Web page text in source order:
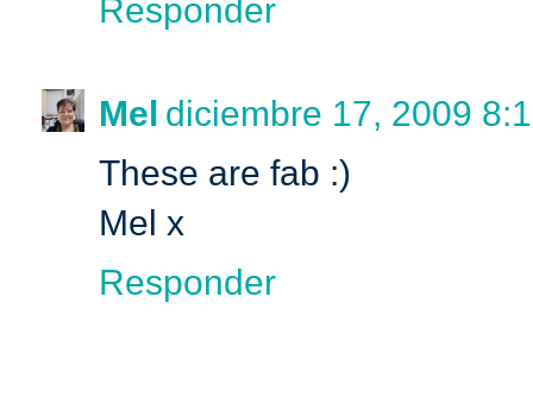
Responder
Mel diciembre 17, 2009
These are fab :)
Mel x
Responder